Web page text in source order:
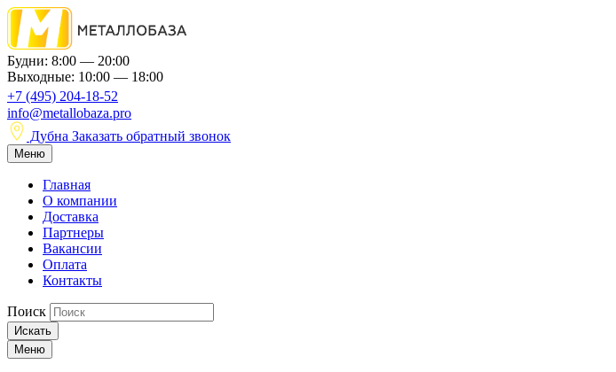
Будни: 8:00 — 20:00
Выходные: 10:00 — 18:00
+7 (495) 204-18-52
info@metallobaza.pro
Дубна Заказать обратный звонок
Меню
Главная
О компании
Доставка
Партнеры
Вакансии
Оплата
Контакты
Поиск
Искать
Меню